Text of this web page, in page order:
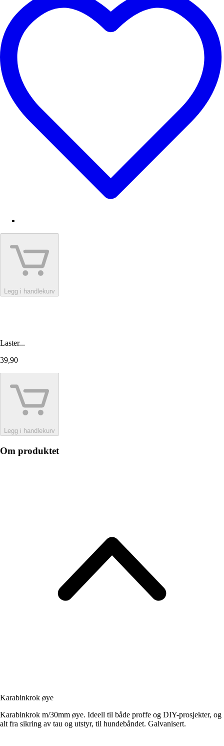
Legg i handlekurv
Laster...
39,90
Legg i handlekurv
Om produktet
Karabinkrok øye
Karabinkrok m/30mm øye. Ideell til både proffe og DIY-prosjekter, og
alt fra sikring av tau og utstyr, til hundebåndet. Galvanisert.